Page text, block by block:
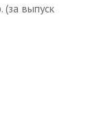
(за выпуск